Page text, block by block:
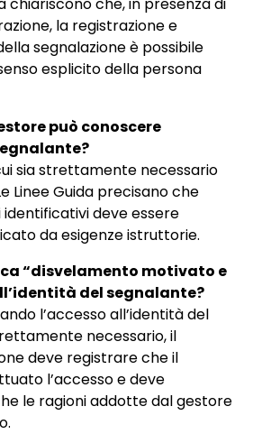
la registrazione e
segnalazione è possibile
esplicito della persona
può conoscere
sia strettamente necessario
Linee Guida precisano che
identificativi deve essere
da esigenze istruttorie.
“disvelamento motivato e
del segnalante?
l’accesso all’identità del
necessario, il
deve registrare che il
l’accesso e deve
le ragioni addotte dal gestore